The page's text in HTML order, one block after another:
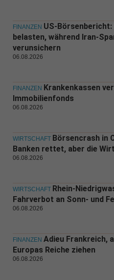
FINANZEN US-
belasten, während Iran-
verunsichern
06.08.2026
FINANZEN Krankenkassen
Immobilienfonds
06.08.2026
WIRTSCHAFT Börsencrash in
Banken rettet, aber die
06.08.2026
WIRTSCHAFT Rhein-
Fahrverbot an Sonn- und
06.08.2026
FINANZEN Adieu Frankreich,
Europas Reiche ziehen
06.08.2026